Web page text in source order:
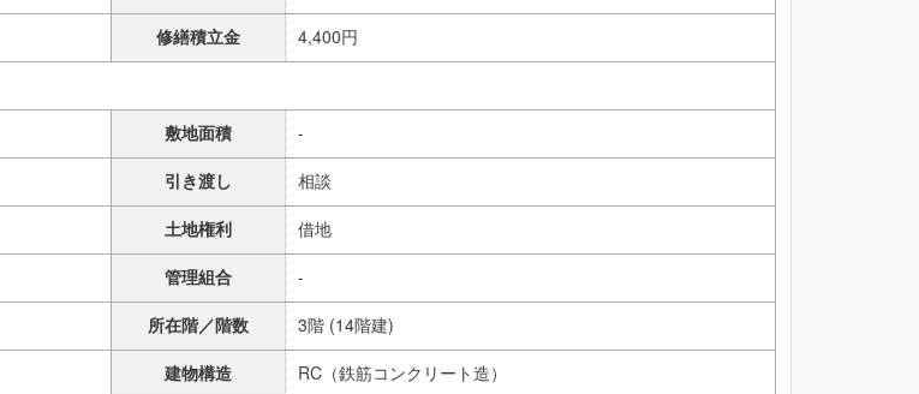
修繕積立金
4,400円
敷地面積
-
引き渡し
相談
土地権利
借地
管理組合
-
所在階／階数
3階 (14階建)
建物構造 RC（鉄筋コンクリート造）